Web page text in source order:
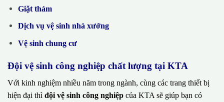
Giặt thảm
Dịch vụ vệ sinh nhà xưởng
Vệ sinh chung cư
Đội vệ sinh công nghiệp chất lượng tại KTA
Với kinh nghiệm nhiều năm trong ngành, cùng các trang thiết bị
hiện đại thì đội vệ sinh công nghiệp của KTA sẽ giúp bạn có